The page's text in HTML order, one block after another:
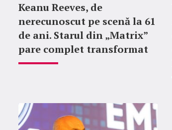
Keanu Reeves, de
nerecunoscut pe scenă la 61
de ani. Starul din „Matrix”
pare complet transformat